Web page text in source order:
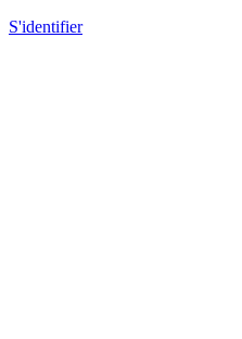
S'identifier